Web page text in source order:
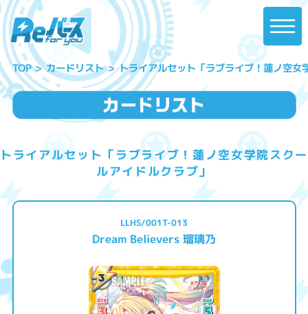
TOP カードリスト トライアルセット「ラブライブ！蓮ノ空女
トライアルセット「ラブライブ！蓮ノ空女学院スクー
ルアイドルクラブ」
LLHS/001T-013
Dream Believers 瑠璃乃